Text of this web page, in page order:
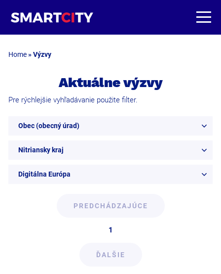
Home»Výzvy
Aktuálne výzvy
Pre rýchlejšie vyhľadávanie použite filter.
Obec (obecný úrad)
Nitriansky kraj
Digitálna Európa
PREDCHÁDZAJÚCE
1
ĎALŠIE